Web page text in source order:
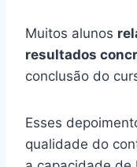
Muitos alunos
resultados
conclusão do
Esses
qualidade do